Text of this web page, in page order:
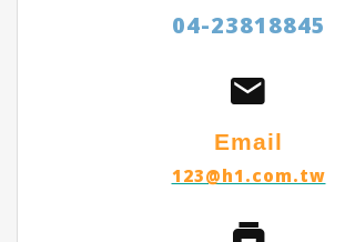
04-23818845
Email
123@h1.com.tw